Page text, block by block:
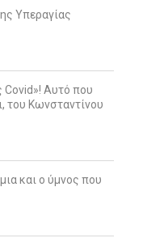
Υπεραγίας
Αυτό που
του Κωνσταντίνου
και ο ύμνος που